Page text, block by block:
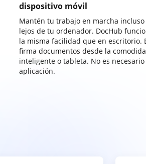
dispositivo móvil
Mantén tu trabajo en marcha incluso
lejos de tu ordenador. DocHub
la misma facilidad que en escritorio.
firma documentos desde la
inteligente o tableta. No es
aplicación.